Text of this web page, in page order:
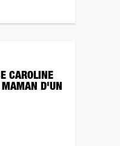
CAROLINE
MAMAN D'UN